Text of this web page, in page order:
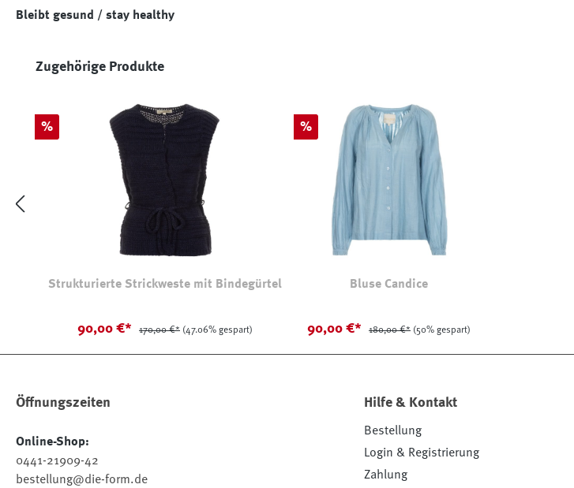
Bleibt gesund / stay healthy
Produktgalerie überspringen
Zugehörige Produkte
Rabatt
%
Strukturierte Strickweste mit Bindegürtel
90,00 €* 170,00 €* (47.06% gespart)
Rabatt
%
Bluse Candice
90,00 €* 180,00 €* (50% gespart)
Öffnungszeiten
Online-Shop:
0441-21909-42
bestellung@die-form.de
Hilfe & Kontakt
Bestellung
Login & Registrierung
Zahlung